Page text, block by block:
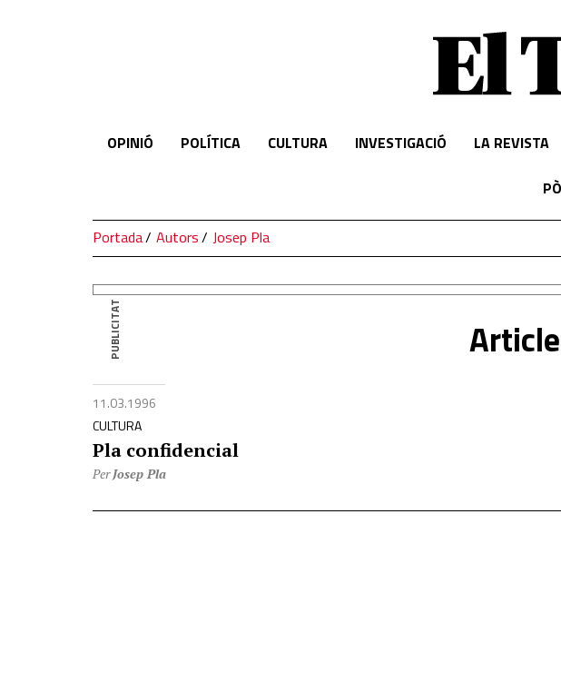
OPINIÓ POLÍTICA CULTURA INVESTIGACIÓ LA REVISTA
Portada Autors Josep Pla
PUBLICITAT
11.03.1996
CULTURA
Pla confidencial
PerJosep Pla